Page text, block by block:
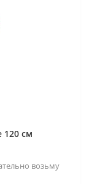
120 см
возьму